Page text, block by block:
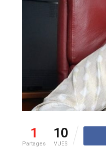
1
Partages
10
VUES